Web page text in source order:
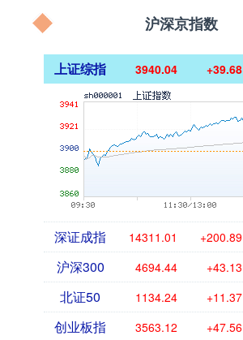
沪深京指数
上证综指 3940.04 +39.68
深证成指 14311.01 +200.89
沪深300 4694.44 +43.13
北证50 1134.24 +11.37
创业板指 3563.12 +47.56